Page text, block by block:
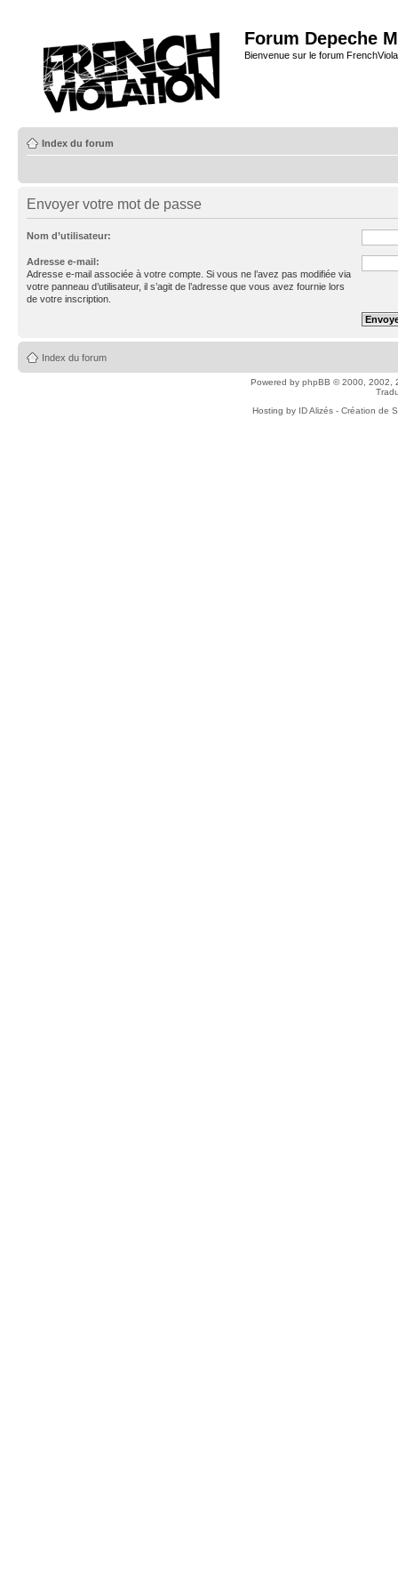
Forum Depeche
Bienvenue sur le forum
Index du forum
Envoyer votre mot de passe
Nom d’utilisateur:
Adresse e-mail:
Adresse e-mail associée à votre compte. Si vous ne l’avez pas modifiée via
votre panneau d’utilisateur, il s’agit de l’adresse que vous avez fournie lors
de votre inscription.
Index du forum
Powered by phpBB © 2000, 2002,
Hosting by ID Alizés - Création de